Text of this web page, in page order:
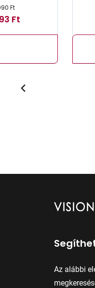
Ft
Ft
Az alábbi